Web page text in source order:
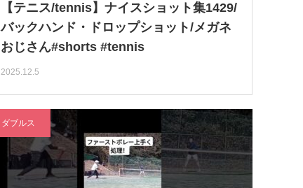
【テニス/tennis】ナイスショット集1429/
バックハンド・ドロップショット/メガネ
おじさん#shorts #tennis
2025.12.5
ダブルス